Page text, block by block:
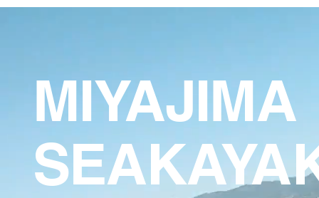
MIYAJIMA